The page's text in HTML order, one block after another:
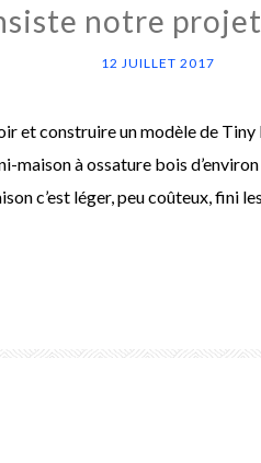
notre
12 JUILLET 2017
et construire un modèle de
maison à ossature bois
c’est léger, peu coûteux, fini